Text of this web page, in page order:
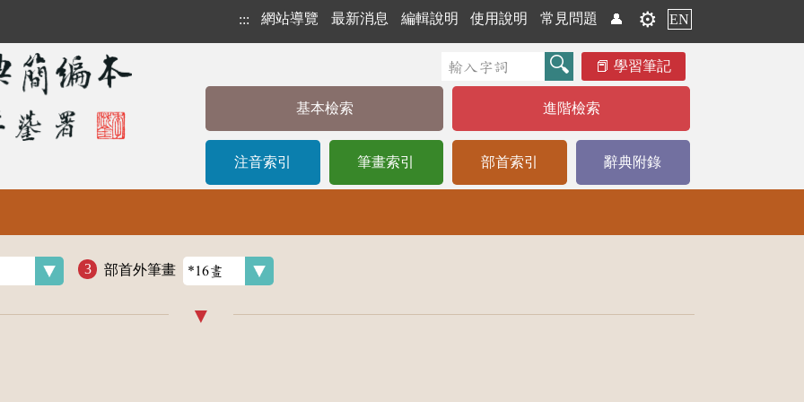
::: 網站導覽 最新消息 編輯說明 使用說明 常見問題 👤 ⚙️ EN
學習筆記
基本檢索 進階檢索
注音索引 筆畫索引 部首索引 辭典附錄
部首外筆畫